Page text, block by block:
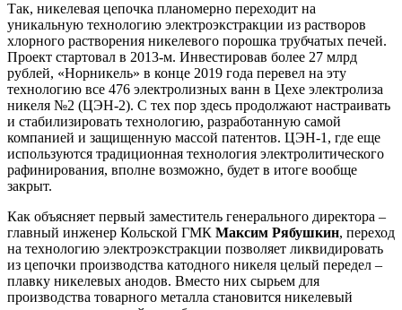
Так, никелевая цепочка планомерно переходит на
уникальную технологию электроэкстракции из растворов
хлорного растворения никелевого порошка трубчатых печей.
Проект стартовал в 2013-м. Инвестировав более 27 млрд
рублей, «Норникель» в конце 2019 года перевел на эту
технологию все 476 электролизных ванн в Цехе электролиза
никеля №2 (ЦЭН-2). С тех пор здесь продолжают настраивать
и стабилизировать технологию, разработанную самой
компанией и защищенную массой патентов. ЦЭН-1, где еще
используются традиционная технология электролитического
рафинирования, вполне возможно, будет в итоге вообще
закрыт.
Как объясняет первый заместитель генерального директора –
главный инженер Кольской ГМК Максим Рябушкин, переход
на технологию электроэкстракции позволяет ликвидировать
из цепочки производства катодного никеля целый передел –
плавку никелевых анодов. Вместо них сырьем для
производства товарного металла становится никелевый